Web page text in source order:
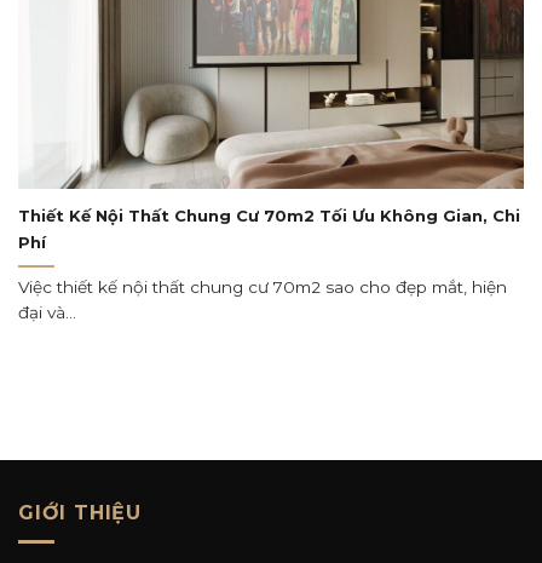
Thiết Kế Nội Thất Chung Cư 70m2 Tối Ưu Không Gian, Chi
Phí
Việc thiết kế nội thất chung cư 70m2 sao cho đẹp mắt, hiện
đại và...
GIỚI THIỆU